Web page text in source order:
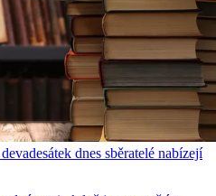
dnes sběratelé nabízejí